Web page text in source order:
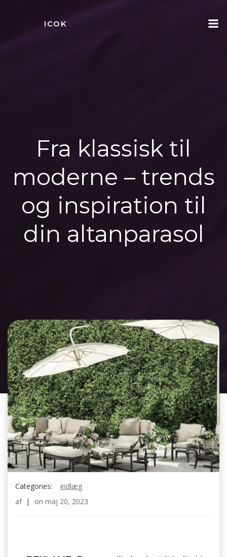
ICOK
Fra klassisk til
moderne – trends
og inspiration til
din altanparasol
Categories:
indlæg
af | on maj 20, 2023